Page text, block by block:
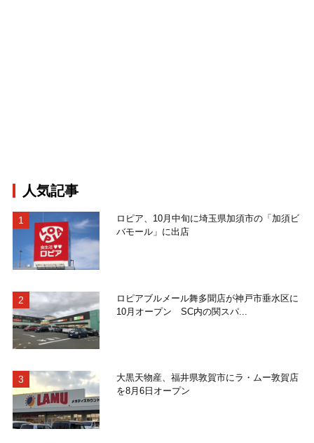
人気記事
ロピア、10月中旬に埼玉県加須市の「加須ビ
バモール」に出店
ロピアブルメール舞多聞店が神戸市垂水区に
10月オープン SC内の関スパ...
大黒天物産、福井県敦賀市にラ・ムー敦賀店
を8月6日オープン